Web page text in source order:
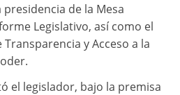
de la Mesa
Legislativo, así como el
y Acceso a la
el legislador, bajo la premisa